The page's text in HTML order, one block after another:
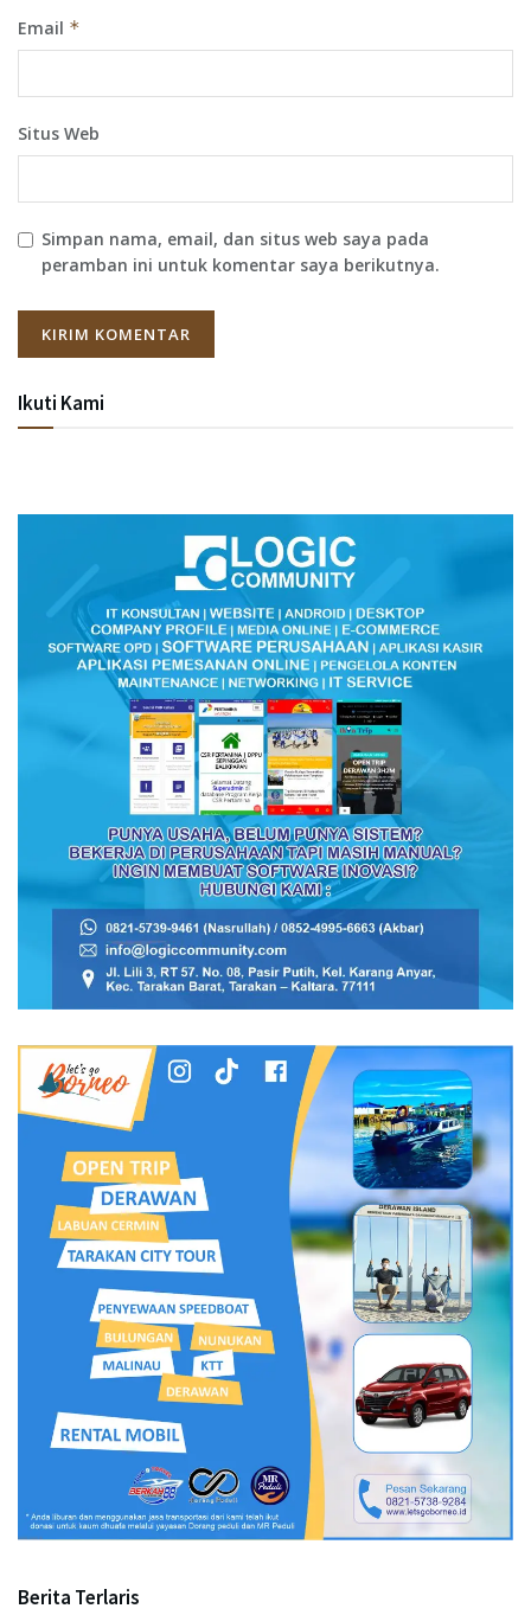
Email *
Situs Web
Simpan nama, email, dan situs web saya pada
peramban ini untuk komentar saya berikutnya.
Ikuti Kami
Berita Terlaris